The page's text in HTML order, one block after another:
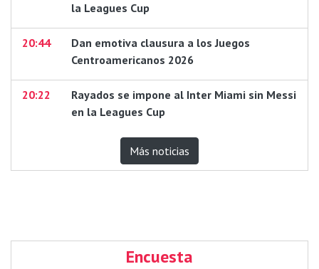
la Leagues Cup
20:44
Dan emotiva clausura a los Juegos
Centroamericanos 2026
20:22
Rayados se impone al Inter Miami sin Messi
en la Leagues Cup
Más noticias
Encuesta